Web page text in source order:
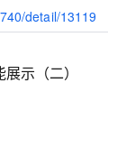
detail/13119
示（二）